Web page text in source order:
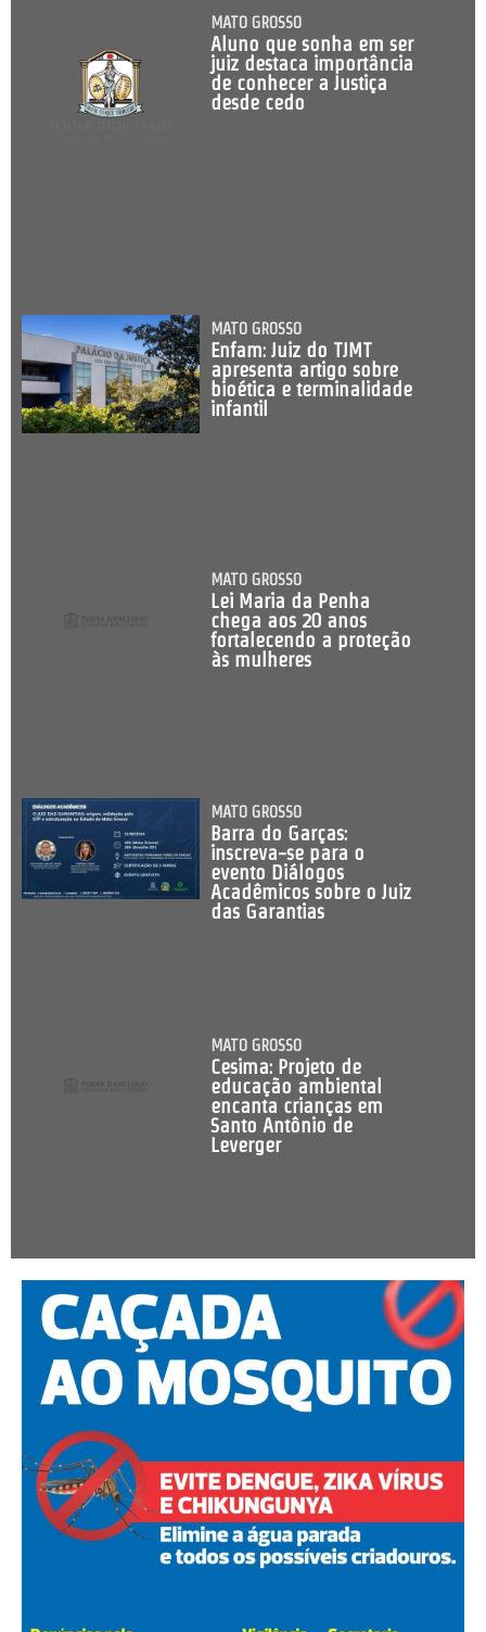
MATO GROSSO
Aluno que sonha em ser
juiz destaca importância
de conhecer a Justiça
desde cedo
MATO GROSSO
Enfam: Juiz do TJMT
apresenta artigo sobre
bioética e terminalidade
infantil
MATO GROSSO
Lei Maria da Penha
chega aos 20 anos
fortalecendo a proteção
às mulheres
MATO GROSSO
Barra do Garças:
inscreva-se para o
evento Diálogos
Acadêmicos sobre o Juiz
das Garantias
MATO GROSSO
Cesima: Projeto de
educação ambiental
encanta crianças em
Santo Antônio de
Leverger